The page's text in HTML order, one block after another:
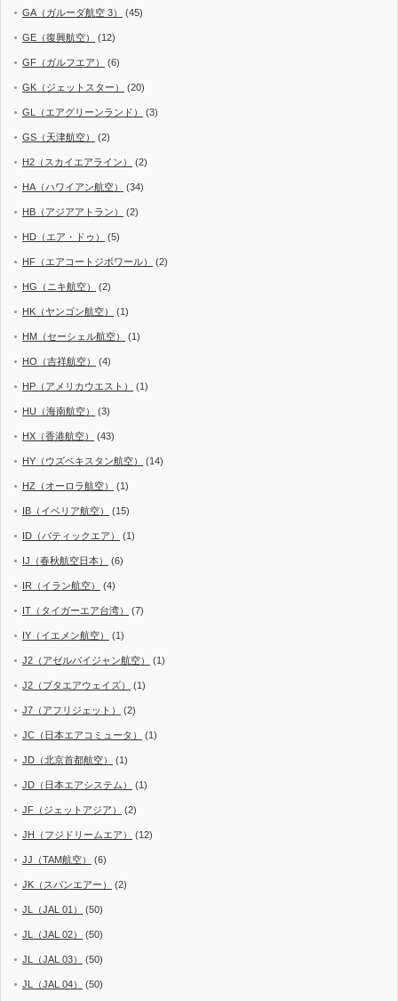
GA（ガルーダ航空 3） (45)
GE（復興航空） (12)
GF（ガルフエア） (6)
GK（ジェットスター） (20)
GL（エアグリーンランド） (3)
GS（天津航空） (2)
H2（スカイエアライン） (2)
HA（ハワイアン航空） (34)
HB（アジアアトラン） (2)
HD（エア・ドゥ） (5)
HF（エアコートジボワール） (2)
HG（ニキ航空） (2)
HK（ヤンゴン航空） (1)
HM（セーシェル航空） (1)
HO（吉祥航空） (4)
HP（アメリカウエスト） (1)
HU（海南航空） (3)
HX（香港航空） (43)
HY（ウズベキスタン航空） (14)
HZ（オーロラ航空） (1)
IB（イベリア航空） (15)
ID（バティックエア） (1)
IJ（春秋航空日本） (6)
IR（イラン航空） (4)
IT（タイガーエア台湾） (7)
IY（イエメン航空） (1)
J2（アゼルバイジャン航空） (1)
J2（ブタエアウェイズ） (1)
J7（アフリジェット） (2)
JC（日本エアコミュータ） (1)
JD（北京首都航空） (1)
JD（日本エアシステム） (1)
JF（ジェットアジア） (2)
JH（フジドリームエア） (12)
JJ（TAM航空） (6)
JK（スパンエアー） (2)
JL（JAL 01） (50)
JL（JAL 02） (50)
JL（JAL 03） (50)
JL（JAL 04） (50)